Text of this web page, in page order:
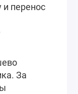
и перенос
За